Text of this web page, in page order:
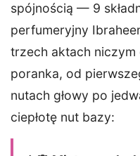
spójnością — 9
perfumeryjny
trzech aktach
poranka, od
nutach głowy po
ciepłotę nut bazy: